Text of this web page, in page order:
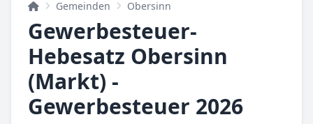
Gemeinden Obersinn
Gewerbesteuer-
Hebesatz Obersinn
(Markt) -
Gewerbesteuer 2026